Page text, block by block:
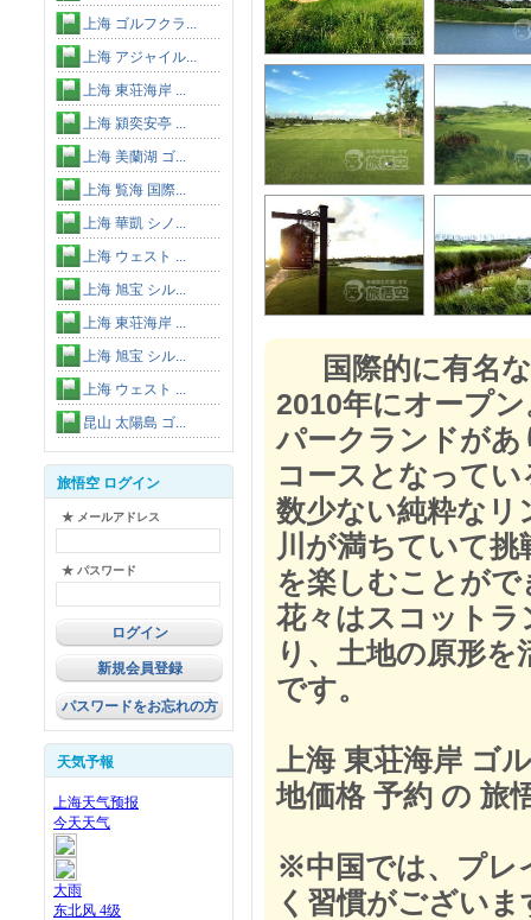
上海 ゴルフクラ...
上海 アジャイル...
上海 東荘海岸 ...
上海 潁奕安亭 ...
上海 美蘭湖 ゴ...
上海 覧海 国際...
上海 華凱 シノ...
上海 ウェスト ...
上海 旭宝 シル...
上海 東荘海岸 ...
上海 旭宝 シル...
上海 ウェスト ...
昆山 太陽島 ゴ...
旅悟空 ログイン
★ メールアドレス
★ パスワード
新規会員登録
パスワードをお忘れの方
天気予報
国際的に有名
2010年にオープ
パークランドがあ
コースとなって
数少ない純粋な
川が満ちていて
を楽しむことが
花々はスコット
り、土地の原形
です。
上海 東荘海岸 ゴ
地価格 予約 の 旅
※中国では、プレ
く習慣がございま